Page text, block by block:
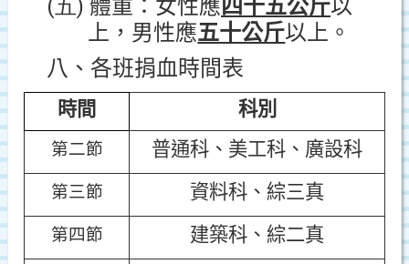
(五) 體重：女性應 四十五公斤以
上，男性應五十公斤以上。
八、各班捐血時間表
時間 科別
第二節 普通科、美工科、廣設科
第三節 資料科、綜三真
第四節 建築科、綜二真